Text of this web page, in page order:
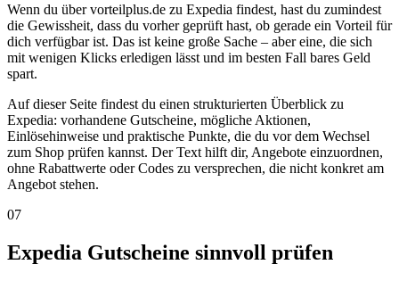
Wenn du über vorteilplus.de zu Expedia findest, hast du zumindest
die Gewissheit, dass du vorher geprüft hast, ob gerade ein Vorteil für
dich verfügbar ist. Das ist keine große Sache – aber eine, die sich
mit wenigen Klicks erledigen lässt und im besten Fall bares Geld
spart.
Auf dieser Seite findest du einen strukturierten Überblick zu
Expedia: vorhandene Gutscheine, mögliche Aktionen,
Einlösehinweise und praktische Punkte, die du vor dem Wechsel
zum Shop prüfen kannst. Der Text hilft dir, Angebote einzuordnen,
ohne Rabattwerte oder Codes zu versprechen, die nicht konkret am
Angebot stehen.
07
Expedia Gutscheine sinnvoll prüfen